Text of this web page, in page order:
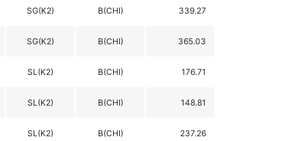
SG(K2) B(CHI) 339.27
SG(K2) B(CHI) 365.03
SL(K2) B(CHI) 176.71
SL(K2) B(CHI) 148.81
SL(K2) B(CHI) 237.26